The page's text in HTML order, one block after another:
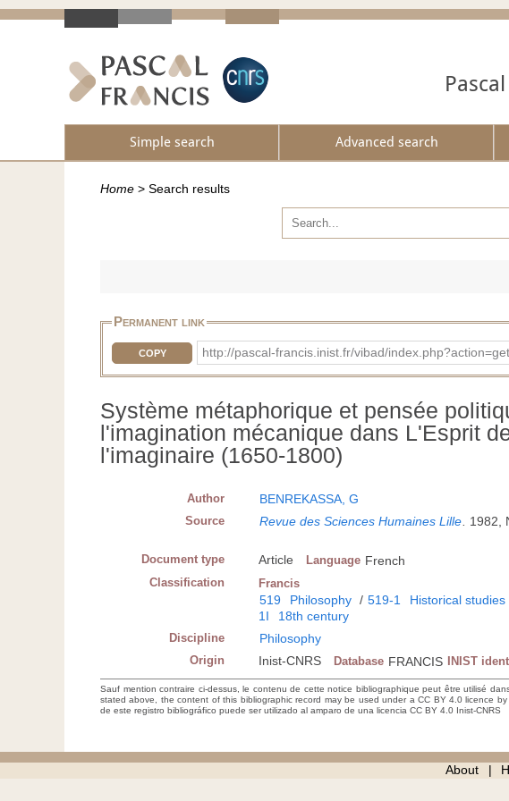
Simple search Advanced search
Home > Search results
Permanent link
COPY http://pascal-francis.inist.fr/vibad/
Système métaphorique et pensée
l'imagination mécanique dans L'Esprit
l'imaginaire (1650-1800)
Author BENREKASSA, G
Source Revue des Sciences Humaines Lille. 1982,
Document type Article Language French
Classification Francis
519 Philosophy / 519-1 Historical
1I
18th century
Discipline Philosophy
Origin Inist-CNRS Database FRANCIS INIST
Sauf mention contraire ci-dessus, le contenu de cette notice bibliographique peut être utilisé
stated above, the content of this bibliographic record may be used under a CC BY 4.0 licence
de este registro bibliográfico puede ser utilizado al amparo de una licencia CC BY 4.0 Inist-CNRS
About